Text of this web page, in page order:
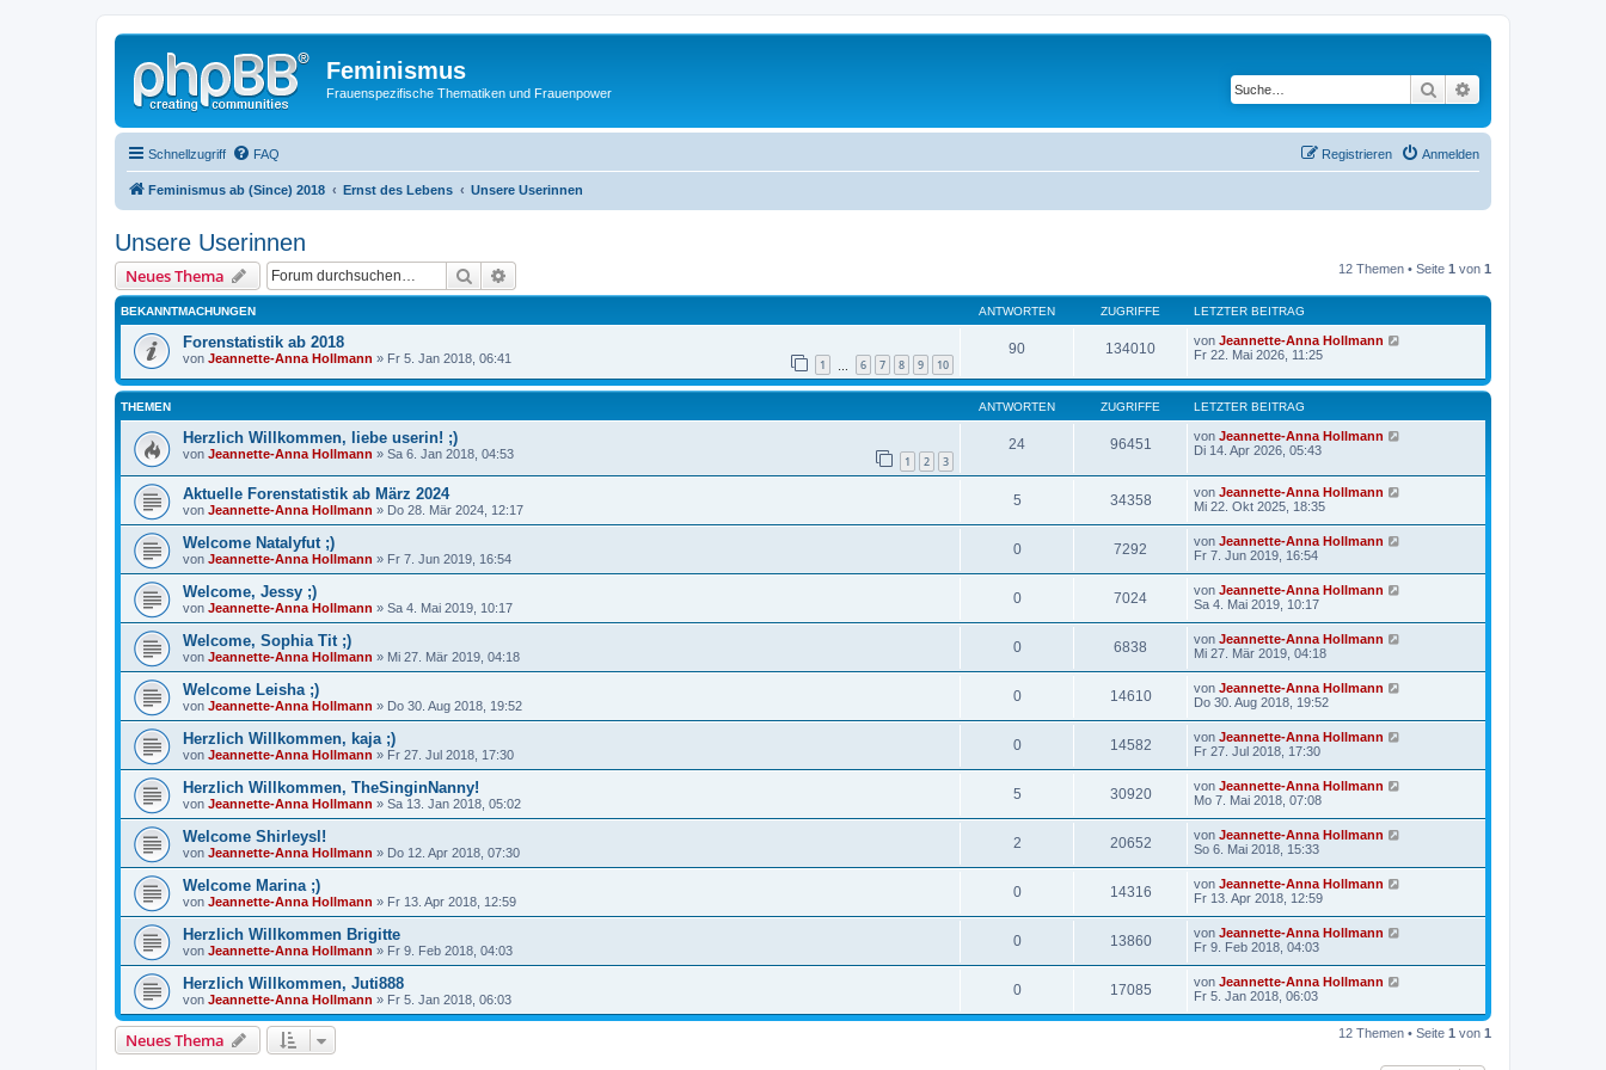
Feminismus
Frauenspezifische Thematiken und Frauenpower Suche
Schnellzugriff FAQ Anmelden
Registrieren
Feminismus ab (Since) 2018 Ernst des Lebens Unsere Userinnen
Unsere Userinnen
Neues Thema Suche 12 Themen • Seite 1 von 1
BEKANNTMACHUNGEN ANTWORTEN ZUGRIFFE LETZTER BEITRAG
Forenstatistik ab 2018
von Jeannette-Anna Hollmann » Fr 5. Jan 2018, 06:41 1 6 7 8 9 10
90 134010 von Jeannette-Anna Hollmann
Fr 22. Mai 2026, 11:25
THEMEN ANTWORTEN ZUGRIFFE LETZTER BEITRAG
Herzlich Willkommen, liebe userin! ;)
von Jeannette-Anna Hollmann » Sa 6. Jan 2018, 04:53 1 2 3
24 96451 von Jeannette-Anna Hollmann
Di 14. Apr 2026, 05:43
Aktuelle Forenstatistik ab März 2024
von Jeannette-Anna Hollmann » Do 28. Mär 2024, 12:17
5 34358 von Jeannette-Anna Hollmann
Mi 22. Okt 2025, 18:35
Welcome Natalyfut ;)
von Jeannette-Anna Hollmann » Fr 7. Jun 2019, 16:54
0 7292 von Jeannette-Anna Hollmann
Fr 7. Jun 2019, 16:54
Welcome, Jessy ;)
von Jeannette-Anna Hollmann » Sa 4. Mai 2019, 10:17
0 7024 von Jeannette-Anna Hollmann
Sa 4. Mai 2019, 10:17
Welcome, Sophia Tit ;)
von Jeannette-Anna Hollmann » Mi 27. Mär 2019, 04:18
0 6838 von Jeannette-Anna Hollmann
Mi 27. Mär 2019, 04:18
Welcome Leisha ;)
von Jeannette-Anna Hollmann » Do 30. Aug 2018, 19:52
0 14610 von Jeannette-Anna Hollmann
Do 30. Aug 2018, 19:52
Herzlich Willkommen, kaja ;)
von Jeannette-Anna Hollmann » Fr 27. Jul 2018, 17:30
0 14582 von Jeannette-Anna Hollmann
Fr 27. Jul 2018, 17:30
Herzlich Willkommen, TheSinginNanny!
von Jeannette-Anna Hollmann » Sa 13. Jan 2018, 05:02
5 30920 von Jeannette-Anna Hollmann
Mo 7. Mai 2018, 07:08
Welcome Shirleysl!
von Jeannette-Anna Hollmann » Do 12. Apr 2018, 07:30
2 20652 von Jeannette-Anna Hollmann
So 6. Mai 2018, 15:33
Welcome Marina ;)
von Jeannette-Anna Hollmann » Fr 13. Apr 2018, 12:59
0 14316 von Jeannette-Anna Hollmann
Fr 13. Apr 2018, 12:59
Herzlich Willkommen Brigitte
von Jeannette-Anna Hollmann » Fr 9. Feb 2018, 04:03
0 13860 von Jeannette-Anna Hollmann
Fr 9. Feb 2018, 04:03
Herzlich Willkommen, Juti888
von Jeannette-Anna Hollmann » Fr 5. Jan 2018, 06:03
0 17085 von Jeannette-Anna Hollmann
Fr 5. Jan 2018, 06:03
Neues Thema 12 Themen • Seite 1 von 1